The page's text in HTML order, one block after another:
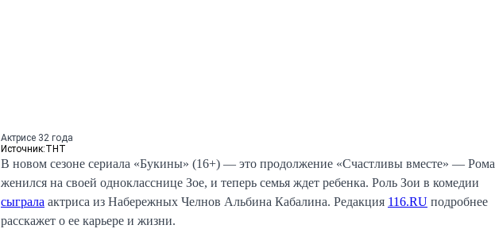
Актрисе 32 года
Источник:ТНТ
В новом сезоне сериала «Букины» (16+) — это продолжение «Счастливы вместе» — Рома
женился на своей однокласснице Зое, и теперь семья ждет ребенка. Роль Зои в комедии
сыграла актриса из Набережных Челнов Альбина Кабалина. Редакция 116.RU подробнее
расскажет о ее карьере и жизни.